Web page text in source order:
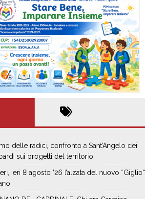
delle radici, confronto a Sant’Angelo dei
sui progetti del territorio
ieri 8 agosto ’26 l’alzata del nuovo “Giglio“